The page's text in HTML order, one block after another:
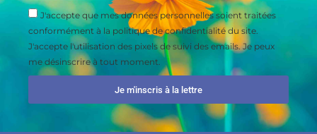
J'accepte que mes données personnelles soient traitées
conformément à la politique de confidentialité du site.
J'accepte l'utilisation des pixels de suivi des emails. Je peux
me désinscrire à tout moment.
Je m'inscris à la lettre